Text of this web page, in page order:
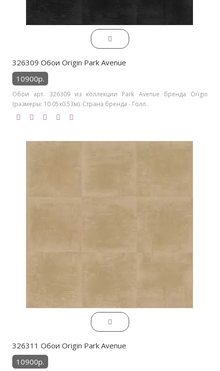
326309 Обои Origin Park Avenue
10900р.
Обои арт. 326309 из коллекции Park Avenue бренда Origin
(размеры: 10.05х0.53м). Страна бренда - Голл..
326311 Обои Origin Park Avenue
10900р.